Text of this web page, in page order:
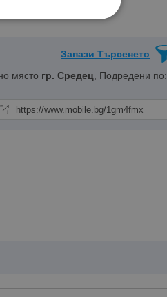
Запази Търсенето
място гр. Средец, Подредени по: